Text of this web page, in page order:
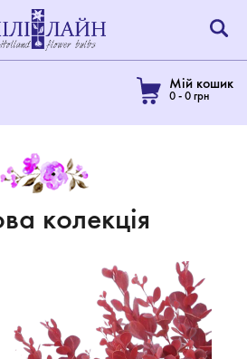
Мій кошик
0-0грн
колекція